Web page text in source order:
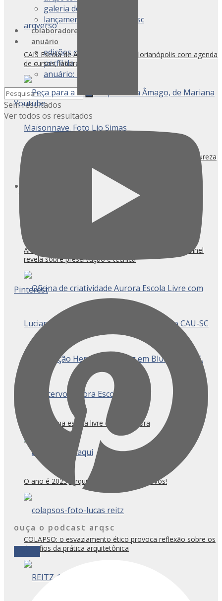
galeria de fotos
lançamentos anuário arqsc
colaboradores
anuário
edições on-line
perfil da revista
anuário: últimas notícias
Sem resultados
Ver todos os resultados
CAIS Escola de Artes inaugura em Florianópolis com agenda
de cursos, laboratórios e ateliês
Juliano Guidi e o olhar sensível para os resíduos da natureza
Arte integrada à arquitetura: o que a perda de um painel
revela sobre preservação e técnica
O que é uma escola livre de arquitetura
O ano é 2025, arquitet@s do futuro, uni-vos!
COLAPSO: o esvaziamento ético provoca reflexão sobre os
desafios da prática arquitetônica
Youtube
Pinterest
ouça o podcast arqsc